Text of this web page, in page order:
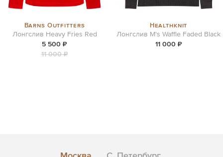
Barns Outfitters
Лонгслив Heavy Fries Red
5 500 ₽
11 000 ₽
Healthknit
Лонгслив M's Waffle Faded Black
11 000 ₽